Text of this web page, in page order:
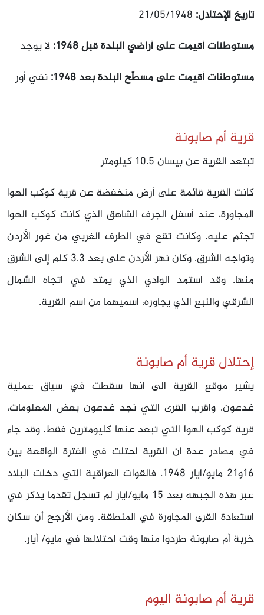
تاريخ الإحتلال:
مستوطنات أقيمت على أراضي البلدة قبل 1948:
لا يوجد
مستوطنات أقيمت على مسطّح البلدة بعد 1948:
نفي أور
قرية أم صابونة
تبتعد القرية عن بيسان 10.5 كيلومتر
كانت القرية قائمة على أرض منخفضة عن قرية كوكب الهوا
المجاورة، عند أسفل الجرف الشاهق الذي كانت كوكب الهوا
تجثم عليه. وكانت تقع في الطرف الغربي من غور الأردن
وتواجه الشرق. وكان نهر الأردن على بعد 3.3 كلم إلى الشرق
منها. وقد استمد الوادي الذي يمتد في اتجاه الشمال
الشرقي والنبع الذي يجاوره، اسميهما من اسم القرية.
إحتلال قرية أم صابونة
يشير موقع القرية الى انها سقطت في سياق عملية
غدعون. واقرب القرى التي نجد غدعون بعض المعلومات،
قرية كوكب الهوا التي تبعد عنها كليومترين فقط. وقد جاء
في مصادر عدة ان القرية احتلت في الفترة الواقعة بين
16و21 مايو/ايار 1948، فالقوات العراقية التي دخلت البلاد
عبر هذه الجبهه بعد 15 مايو/ايار لم تسجل تقدما يذكر في
استعادة القرى المجاورة في المنطقة. ومن الأرجح أن سكان
خربة أم صابونة طردوا منها وقت احتلالها في مايو/ أيار.
قرية أم صابونة اليوم